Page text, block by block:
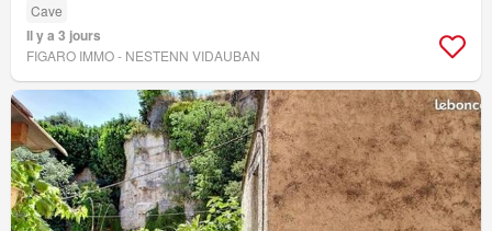
Cave
Il y a 3 jours
FIGARO IMMO - NESTENN VIDAUBAN